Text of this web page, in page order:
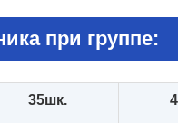
при группе:
35шк.